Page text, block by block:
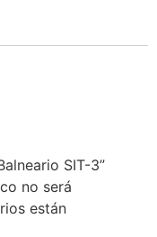
SIT-3”
no será
están